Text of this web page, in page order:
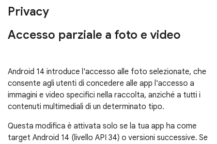
Privacy
Accesso parziale a foto e video
Android 14 introduce l'accesso alle foto selezionate, che
consente agli utenti di concedere alle app l'accesso a
immagini e video specifici nella raccolta, anziché a tutti i
contenuti multimediali di un determinato tipo.
Questa modifica è attivata solo se la tua app ha come
target Android 14 (livello API 34) o versioni successive. Se